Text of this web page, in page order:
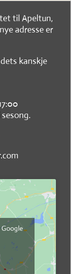
til Apeltun,
adresse er
kanskje